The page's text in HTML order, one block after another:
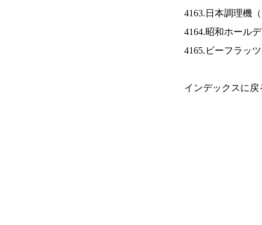
4163.日本調理機（
4164.昭和ホール
4165.ビーフラッ
インデックスに戻